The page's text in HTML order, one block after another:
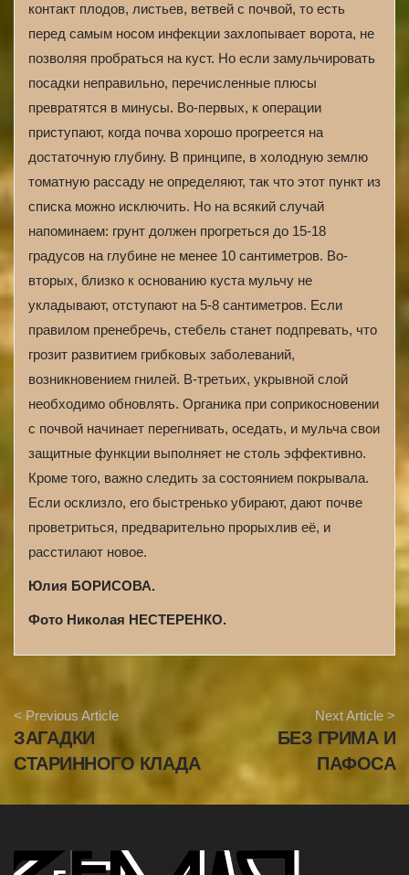
контакт плодов, листьев, ветвей с почвой, то есть
перед самым носом инфекции захлопывает ворота, не
позволяя пробраться на куст. Но если замульчировать
посадки неправильно, перечисленные плюсы
превратятся в минусы. Во-первых, к операции
приступают, когда почва хорошо прогреется на
достаточную глубину. В принципе, в холодную землю
томатную рассаду не определяют, так что этот пункт из
списка можно исключить. Но на всякий случай
напоминаем: грунт должен прогреться до 15-18
градусов на глубине не менее 10 сантиметров. Во-
вторых, близко к основанию куста мульчу не
укладывают, отступают на 5-8 сантиметров. Если
правилом пренебречь, стебель станет подпревать, что
грозит развитием грибковых заболеваний,
возникновением гнилей. В-третьих, укрывной слой
необходимо обновлять. Органика при соприкосновении
с почвой начинает перегнивать, оседать, и мульча свои
защитные функции выполняет не столь эффективно.
Кроме того, важно следить за состоянием покрывала.
Если осклизло, его быстренько убирают, дают почве
проветриться, предварительно прорыхлив её, и
расстилают новое.
Юлия БОРИСОВА.
Фото Николая НЕСТЕРЕНКО.
r
t
i
a
< Previous Article
ЗАГАДКИ
СТАРИННОГО КЛАДА
Next Article >
БЕЗ ГРИМА И
ПАФОСА